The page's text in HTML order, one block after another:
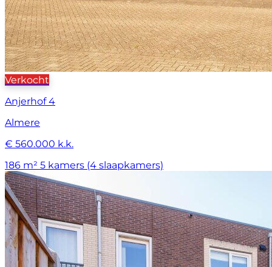
Verkocht
Anjerhof 4
Almere
€ 560.000 k.k.
186 m² 5 kamers (4 slaapkamers)